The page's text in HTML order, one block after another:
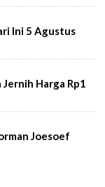
Ini 5 Agustus
Harga Rp1
Joesoef